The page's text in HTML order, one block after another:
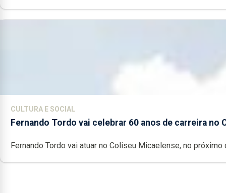
CULTURA E SOCIAL
Fernando Tordo vai celebrar 60 anos de carreira no
Fernando Tordo vai atuar no Coliseu Micaelense, no próximo